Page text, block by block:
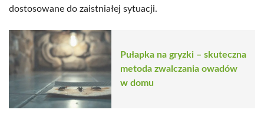
dostosowane do zaistniałej sytuacji.
Pułapka na gryzki – skuteczna
metoda zwalczania owadów
w domu